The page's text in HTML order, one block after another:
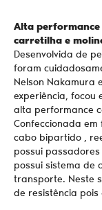
Alta
carretilha e
Desenvolvida de
foram
Nelson Nakamura
experiência, focou
alta performance
Confeccionada
cabo bipartido ,
possui
possui sistema de
transporte. Neste
de resistência pois